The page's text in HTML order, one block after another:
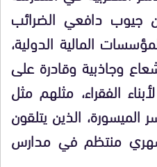
جيوب دافعي الضرائب
المالية الدولية،
وجاذبية وقادرة على
الفقراء، مثلهم مثل
الميسورة، الذين يتلقون
منتظم في مدارس